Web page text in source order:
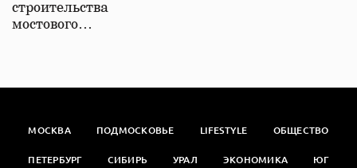
строительства
мостового…
МОСКВА ПОДМОСКОВЬЕ LIFESTYLE ОБЩЕСТВО
ПЕТЕРБУРГ СИБИРЬ УРАЛ ЭКОНОМИКА ЮГ